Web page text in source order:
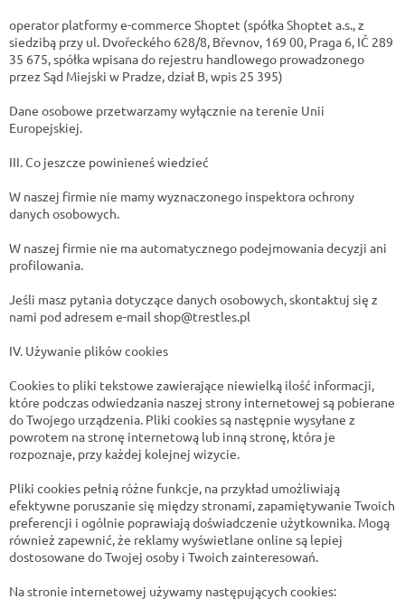
operator platformy e-commerce Shoptet (spółka Shoptet a.s., z
siedzibą przy ul. Dvořeckého 628/8, Břevnov, 169 00, Praga 6, IČ 289
35 675, spółka wpisana do rejestru handlowego prowadzonego
przez Sąd Miejski w Pradze, dział B, wpis 25 395)
Dane osobowe przetwarzamy wyłącznie na terenie Unii
Europejskiej.
III. Co jeszcze powinieneś wiedzieć
W naszej firmie nie mamy wyznaczonego inspektora ochrony
danych osobowych.
W naszej firmie nie ma automatycznego podejmowania decyzji ani
profilowania.
Jeśli masz pytania dotyczące danych osobowych, skontaktuj się z
nami pod adresem e-mail shop@trestles.pl
IV. Używanie plików cookies
Cookies to pliki tekstowe zawierające niewielką ilość informacji,
które podczas odwiedzania naszej strony internetowej są pobierane
do Twojego urządzenia. Pliki cookies są następnie wysyłane z
powrotem na stronę internetową lub inną stronę, która je
rozpoznaje, przy każdej kolejnej wizycie.
Pliki cookies pełnią różne funkcje, na przykład umożliwiają
efektywne poruszanie się między stronami, zapamiętywanie Twoich
preferencji i ogólnie poprawiają doświadczenie użytkownika. Mogą
również zapewnić, że reklamy wyświetlane online są lepiej
dostosowane do Twojej osoby i Twoich zainteresowań.
Na stronie internetowej używamy następujących cookies: